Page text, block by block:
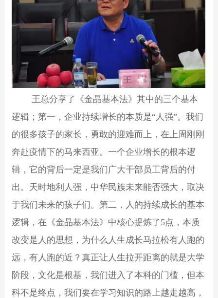
王总分享了《金晶基本法》其中的三个基本
逻辑；第一，企业持续增长的本质是“人强”。我们
的很多孩子的家长，勇敢的迎难而上，在上周刚刚
奔赴疫情下的马来西亚。一个企业增长的根本逻
辑，它的背后一定是我们广大干部员工背后的付
出。天时地利人强，中华民族未来能否强大，取决
于我们未来的孩子们。第二，人的持续成长的基本
逻辑，在《金晶基本法》中核心提炼了5点，本质
改变是人的思想，为什么人生成长马拉松有人跑的
远，有人跑的近？真正让人生拉开距离的就是大学
阶段，文化是根基，我们进入了本科的门槛，但本
科不是终点，我们要在学习知识的路上越走越高，